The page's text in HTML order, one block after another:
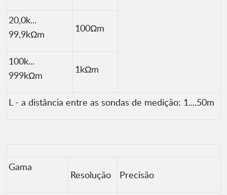
20,0k...
99,9kΩm
100Ωm
100k...
999kΩm
1kΩm
L - a distância entre as sondas de medição: 1....50m
Gama
Resolução Precisão